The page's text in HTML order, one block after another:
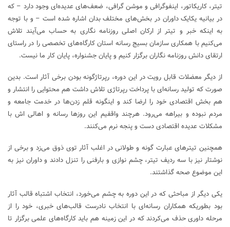
تیتر، کاریکاتور، اینفوگرافی و موشن گرافی، ضعف‌های عدیده‌ای وجود دارد – که
در بیانیه یکایک داوران در بخش‌های مختلف بدان اشاره شده است – و با توجه
به اینکه خبر و تیتر از ارکان اصلی روزنامه نگاری به حساب می‌آیند تلاش
می‌کنیم با همکاری سازمان بسیج رسانه استان کارگاه‌های تخصصی را در راستای
ارتقای دانش روزنامه نگاران برگزار کنیم و پایان جشنواره، پایان کار ما نیست.
از دیگر معضلات قابل رویت در این دوره، رپرتاژگونه بودن برخی آثار است. بدین
صورت که تولید رسانه‌ای با پرداخت رپرتاژی تلاش داشت هم محتوایی را انتشار و
هم بخش اقتصادی خود را ارضا کند و اینگونه قلم زدن‌ها در خدمت جامعه و
مردم نبوده و بیراهه می‌رود. هرچند واقفیم این روز‌ها رسانه و اهالی اش با
مشکلات عدیده اقتصادی دست و پنجه نرم می‌کنند.
همچنین تیتر‌های عبارت گونه و طولانی در اغلب آثار توی ذوق می‌زد و برخی از
نوشتار نیز با سه ردیف تیتر، چشم نوازی و بارفنی را تنزل دادند و داوران نیز به
این موضوع صحه گذاشتند.
یکی دیگر از مباحثی که در این دوره به چشم می‌خورد، انتخاب اشتباه قالب آثار
بود بطوریکه همکاران رسانه‌ای با انتخاب نادرست قالب‌های خبری، خود را از
مرحله داوری حذف می‌کردند که در این زمینه هم باید کارگاه‌های علمی برگزار تا